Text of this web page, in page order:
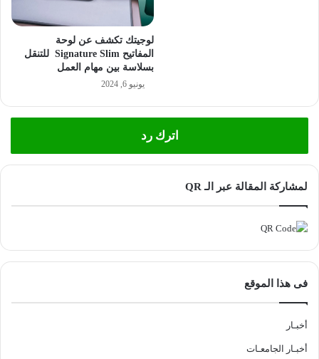
لوجيتك تكشف عن لوحة
المفاتيح Signature Slim للتنقل
بسلاسة بين مهام العمل
يونيو 6, 2024
اترك رد
لمشاركة المقالة عبر الـ QR
فى هذا الموقع
أخبـار
أخبـار الجامعـات